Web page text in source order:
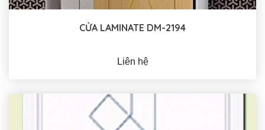
CỬA LAMINATE DM-2194
Liên hệ